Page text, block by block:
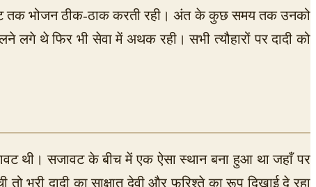
तक भोजन ठीक-ठाक करती रही। अंत के कुछ समय तक उनको
लगे थे फिर भी सेवा में अथक रही। सभी त्यौहारों पर दादी को
थी। सजावट के बीच में एक ऐसा स्थान बना हुआ था जहाँ पर
भूरी दादी का साक्षात देवी और फरिश्ते का रूप दिखाई दे रहा